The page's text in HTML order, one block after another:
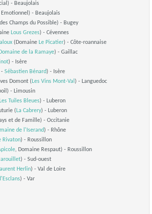
- Beaujolais
Emotionnel) - Beaujolais
Champs du Possible) - Bugey
Lous Grezes) - Cévennes
(Domaine Le Picatier) - Côte-roannaise
Domaine de la Ramaye) - Gaillac
) - Isère
- Sébastien Bénard) - Isère
Domont ( Les Vins Mont-Val ) - Languedoc
- Limousin
Tuiles Bleues) - Luberon
( La Cabrery) - Luberon
et de Famille) - Occitanie
de l'Iserand) - Rhône
Rivaton) - Roussillon
, Domaine Respaut) - Roussillon
) - Sud-ouest
Herlin) - Val de Loire
) - Var